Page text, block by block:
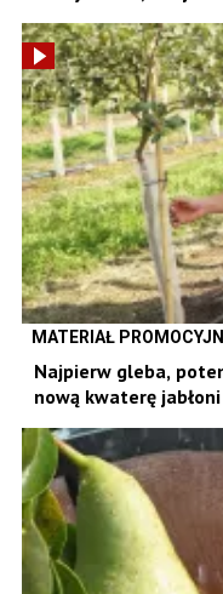
MATERIAŁ
Najpierw gleba,
nową kwaterę jabłoni